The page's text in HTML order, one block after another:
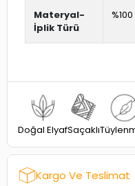
Materyal-
İplik Türü
Doğal ElyafSaçaklı
Kargo Ve Teslimat